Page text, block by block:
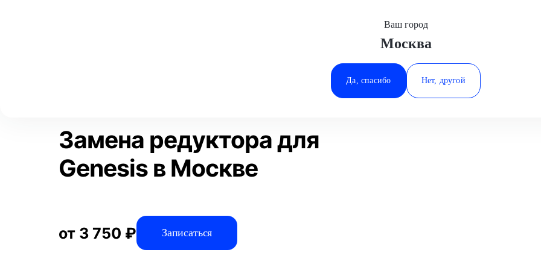
Минеральные Воды
Ростов-на-Дону
Ставрополь
Ваш город
Москва
Да, спасибо Нет, другой
Genesis
Статьи
Замена редуктора для
Genesis в Москве
от 3 750 ₽ Записаться